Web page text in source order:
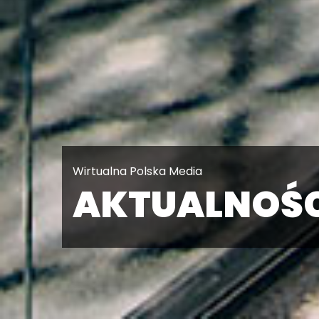
Wirtualna Polska Media